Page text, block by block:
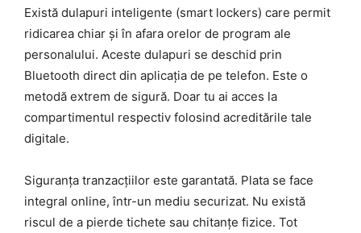
Există dulapuri inteligente (smart lockers) care permit
ridicarea chiar și în afara orelor de program ale
personalului. Aceste dulapuri se deschid prin
Bluetooth direct din aplicația de pe telefon. Este o
metodă extrem de sigură. Doar tu ai acces la
compartimentul respectiv folosind acreditările tale
digitale.
Siguranța tranzacțiilor este garantată. Plata se face
integral online, într-un mediu securizat. Nu există
riscul de a pierde tichete sau chitanțe fizice. Tot